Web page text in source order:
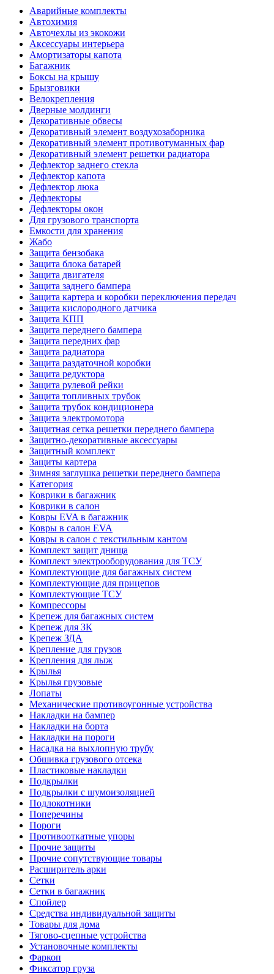
Аварийные комплекты
Автохимия
Авточехлы из экокожи
Аксессуары интерьера
Амортизаторы капота
Багажник
Боксы на крышу
Брызговики
Велокрепления
Дверные молдинги
Декоративные обвесы
Декоративный элемент воздухозаборника
Декоративный элемент противотуманных фар
Декоративный элемент решетки радиатора
Дефлектор заднего стекла
Дефлектор капота
Дефлектор люка
Дефлекторы
Дефлекторы окон
Для грузового транспорта
Емкости для хранения
Жабо
Защита бензобака
Защита блока батарей
Защита двигателя
Защита заднего бампера
Защита картера и коробки переключения передач
Защита кислородного датчика
Защита КПП
Защита переднего бампера
Защита передних фар
Защита радиатора
Защита раздаточной коробки
Защита редуктора
Защита рулевой рейки
Защита топливных трубок
Защита трубок кондиционера
Защита электромотора
Защитная сетка решетки переднего бампера
Защитно-декоративные аксессуары
Защитный комплект
Защиты картера
Зимняя заглушка решетки переднего бампера
Категория
Коврики в багажник
Коврики в салон
Ковры EVA в багажник
Ковры в салон EVA
Ковры в салон с текстильным кантом
Комплект защит днища
Комплект электрооборудования для ТСУ
Комплектующие для багажных систем
Комплектующие для прицепов
Комплектующие ТСУ
Компрессоры
Крепеж для багажных систем
Крепеж для ЗК
Крепеж ЗДА
Крепление для грузов
Крепления для лыж
Крылья
Крылья грузовые
Лопаты
Механические противоугонные устройства
Накладки на бампер
Накладки на борта
Накладки на пороги
Насадка на выхлопную трубу
Обшивка грузового отсека
Пластиковые накладки
Подкрылки
Подкрылки с шумоизоляцией
Подлокотники
Поперечины
Пороги
Противооткатные упоры
Прочие защиты
Прочие сопутствующие товары
Расширитель арки
Сетки
Сетки в багажник
Спойлер
Средства индивидуальной защиты
Товары для дома
Тягово-сцепные устройства
Установочные комплекты
Фаркоп
Фиксатор груза